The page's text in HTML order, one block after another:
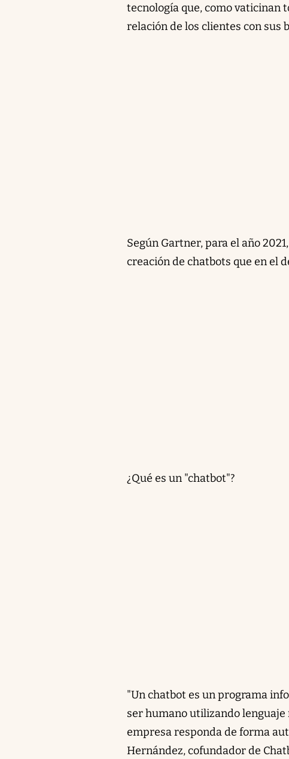
tecnología que, como vaticinan
relación de los clientes con sus
Según Gartner, para el año
creación de chatbots que en el
¿Qué es un "chatbot"?
"Un chatbot es un programa
ser humano utilizando
empresa responda de forma
Hernández, cofundador de